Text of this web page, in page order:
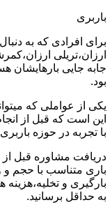
باربری
برای افرادی که به
ارزان،تریلی
جابه جایی بارهایشان
بود.
یکی از عواملی که
این است که قبل از
با تجربه در حوزه
دریافت مشاوره قبل از
باری متناسب با حجم
بارگیری و
به حداقل برسانید.